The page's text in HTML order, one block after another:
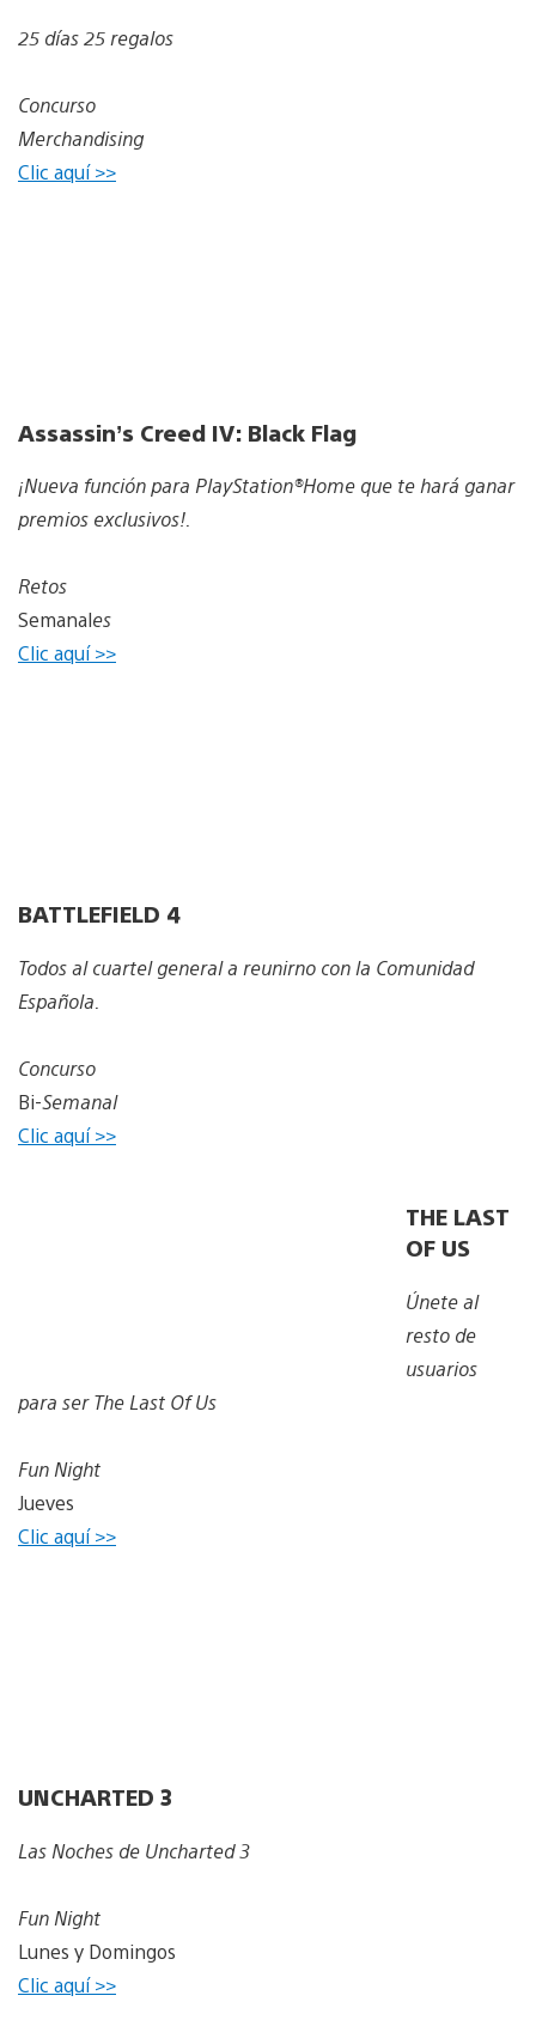
25 días 25 regalos
Concurso
Merchandising
Clic aquí >>
Assassin’s Creed IV: Black Flag
¡Nueva función para PlayStation®Home que te hará ganar
premios exclusivos!.
Retos
Semanales
Clic aquí >>
BATTLEFIELD 4
Todos al cuartel general a reunirno con la Comunidad
Española.
Concurso
Bi-Semanal
Clic aquí >>
THE LAST
OF US
Únete al
resto de
usuarios
para ser The Last Of Us
Fun Night
Jueves
Clic aquí >>
UNCHARTED 3
Las Noches de Uncharted 3
Fun Night
Lunes y Domingos
Clic aquí >>